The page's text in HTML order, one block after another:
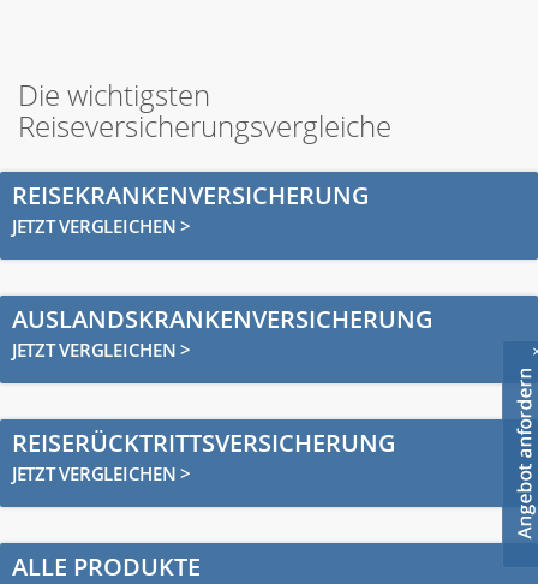
Die wichtigsten
Reiseversicherungsvergleiche
REISEKRANKENVERSICHERUNG
JETZT VERGLEICHEN >
AUSLANDSKRANKENVERSICHERUNG
JETZT VERGLEICHEN >
REISERÜCKTRITTSVERSICHERUNG
JETZT VERGLEICHEN >
ALLE PRODUKTE